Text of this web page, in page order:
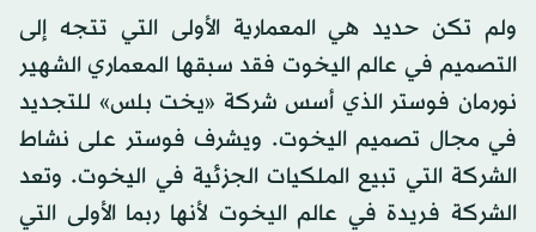
ولم تكن حديد هي المعمارية الأولى التي تتجه إلى
التصميم في عالم اليخوت فقد سبقها المعماري الشهير
نورمان فوستر الذي أسس شركة «يخت بلس» للتجديد
في مجال تصميم اليخوت. ويشرف فوستر على نشاط
الشركة التي تبيع الملكيات الجزئية في اليخوت. وتعد
الشركة فريدة في عالم اليخوت لأنها ربما الأولى التي